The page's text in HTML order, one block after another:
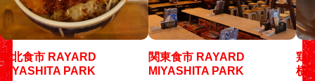
東北食市 RAYARD
MIYASHITA PARK
関東食市 RAYARD
MIYASHITA PARK
鶏
横